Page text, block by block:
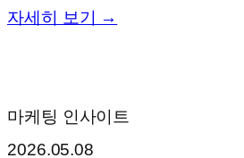
자세히 보기 →
마케팅 인사이트
2026.05.08